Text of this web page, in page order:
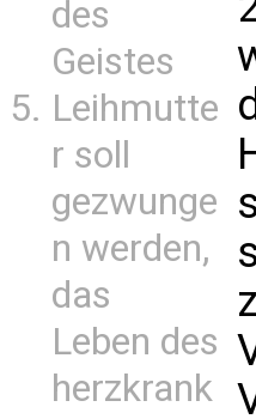
des
Geistes
Leihmutte
r soll
gezwunge
n werden,
das
Leben des
herzkrank